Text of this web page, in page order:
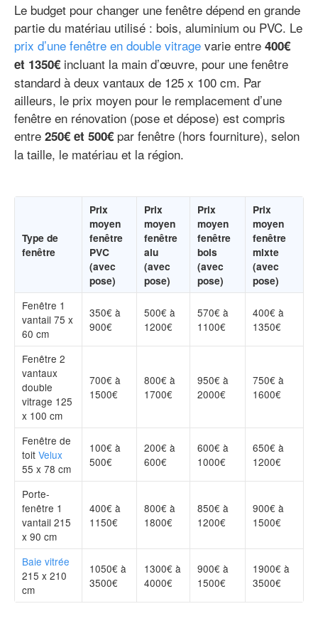
Le budget pour changer une fenêtre dépend en grande
partie du matériau utilisé : bois, aluminium ou PVC. Le
prix d’une fenêtre en double vitrage varie entre 400€
et 1350€ incluant la main d’œuvre, pour une fenêtre
standard à deux vantaux de 125 x 100 cm. Par
ailleurs, le prix moyen pour le remplacement d’une
fenêtre en rénovation (pose et dépose) est compris
entre 250€ et 500€ par fenêtre (hors fourniture), selon
la taille, le matériau et la région.
Type de
fenêtre
Prix
moyen
fenêtre
PVC
(avec
pose)
Prix
moyen
fenêtre
alu
(avec
pose)
Prix
moyen
fenêtre
bois
(avec
pose)
Prix
moyen
fenêtre
mixte
(avec
pose)
Fenêtre 1
vantail 75 x
60 cm
350€ à
900€
500€ à
1200€
570€ à
1100€
400€ à
1350€
Fenêtre 2
vantaux
double
vitrage 125
x 100 cm
700€ à
1500€
800€ à
1700€
950€ à
2000€
750€ à
1600€
Fenêtre de
toit Velux
55 x 78 cm
100€ à
500€
200€ à
600€
600€ à
1000€
650€ à
1200€
Porte-
fenêtre 1
vantail 215
x 90 cm
400€ à
1150€
800€ à
1800€
850€ à
1200€
900€ à
1500€
Baie vitrée
215 x 210
cm
1050€ à
3500€
1300€ à
4000€
900€ à
1500€
1900€ à
3500€